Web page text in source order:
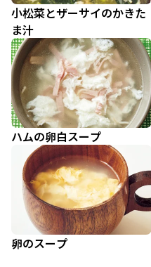
小松菜とザーサイのかきた
ま汁
ハムの卵白スープ
卵のスープ